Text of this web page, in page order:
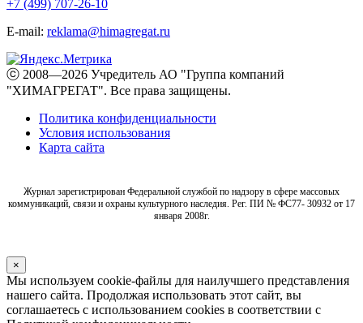
+7 (499) 707-26-10
E-mail: reklama@himagregat.ru
ⓒ 2008—2026 Учредитель АО "Группа компаний
"ХИМАГРЕГАТ". Все права защищены.
Политика конфиденциальности
Условия использования
Карта сайта
Журнал зарегистрирован Федеральной службой по надзору в сфере массовых
коммуникаций, связи и охраны культурного наследия. Рег. ПИ № ФС77- 30932 от 17
января 2008г.
×
Мы используем cookie-файлы для наилучшего представления
нашего сайта. Продолжая использовать этот сайт, вы
соглашаетесь с использованием cookies в соответствии с